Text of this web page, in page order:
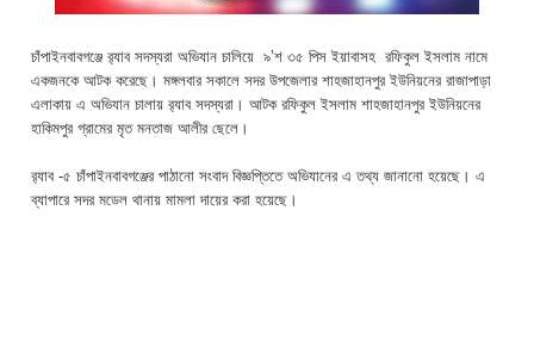
চাঁপাইনবাবগঞ্জে র‌্যাব সদস্যরা অভিযান চালিয়ে ৯’শ ৩৫ পিস ইয়াবাসহ রফিকুল ইসলাম নামে
একজনকে আটক করেছে। মঙ্গলবার সকালে সদর উপজেলার শাহজাহানপুর ইউনিয়নের রাজাপাড়া
এলাকায় এ অভিযান চালায় র‌্যাব সদস্যরা। আটক রফিকুল ইসলাম শাহজাহানপুর ইউনিয়নের
হাকিমপুর গ্রামের মৃত মনতাজ আলীর ছেলে।
র‌্যাব -৫ চাঁপাইনবাবগঞ্জের পাঠানো সংবাদ বিজ্ঞপ্তিতে অভিযানের এ তথ্য জানানো হয়েছে। এ
ব্যাপারে সদর মডেল থানায় মামলা দায়ের করা হয়েছে।